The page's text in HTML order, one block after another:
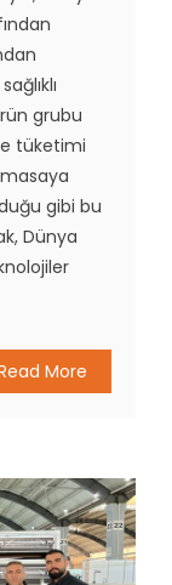
grubu
tüketimi
gibi bu
Dünya
More